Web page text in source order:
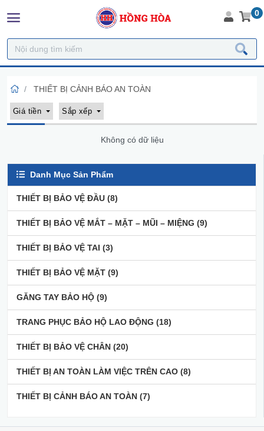
0
Danh Mục Sản Phẩm
THIẾT BỊ BẢO VỆ ĐẦU (8)
THIẾT BỊ BẢO VỆ MẮT – MẶT – MŨI – MIỆNG (9)
THIẾT BỊ BẢO VỆ TAI (3)
THIẾT BỊ BẢO VỆ MẶT (9)
GĂNG TAY BẢO HỘ (9)
TRANG PHỤC BẢO HỘ LAO ĐỘNG (18)
THIẾT BỊ BẢO VỆ CHÂN (20)
THIẾT BỊ AN TOÀN LÀM VIỆC TRÊN CAO (8)
THIẾT BỊ CẢNH BÁO AN TOÀN (7)
THIẾT BỊ CẢNH BÁO AN TOÀN
Giá tiền Sắp xếp
Không có dữ liệu